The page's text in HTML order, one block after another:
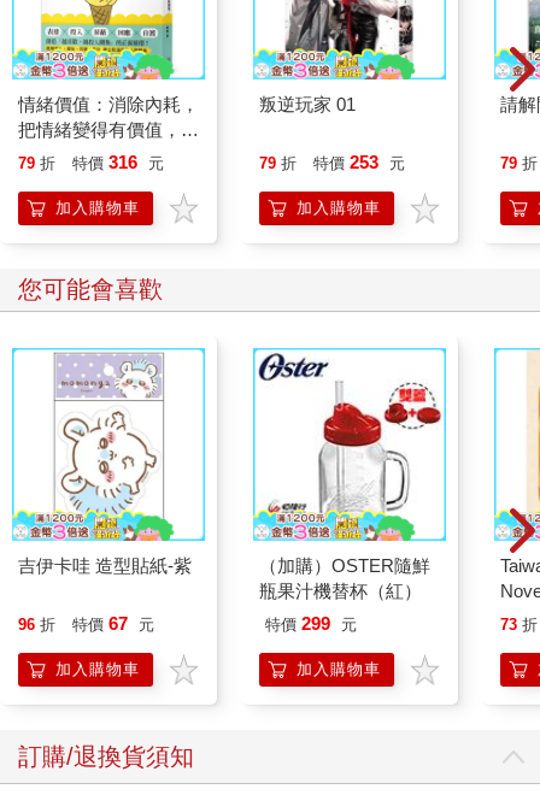
為替代者的「父親」─當兩個人因為萊特的雇用合約產生分歧
時，情況看起來好像成了個人恩怨，至少在沙利文看來是這樣
的。他覺得自己遭到背叛，於是解僱了萊特，而萊特則很快在一
八九三年建立了自己的辦公室。
在接下來的八年裡，他設計了一批工藝精良、細節精湛的建築，
它們大多數是具有獨特外形的房屋，慢慢地但又確實地─僅僅是
在人們回顧過去時（這是個實驗的階段；萊特還沒有決定使用哪
種建築語言）─演變成為了「草原城鎮中的一個家（A Home in a
Prairie Town）」，這種新型房屋很快就為他帶來了聲望，這在一
九○一年《婦女家庭雜誌》（Ladies Home Journal）二月號中有
所描述。我們正是從這期雜誌的文章名中得到類似「草原房
規模壓縮……」他後來在《我的自傳》中寫道：「牆壁現在從地
面上的一個……洩水臺開始，這看起來很像在建築物下面加了一
個矮平臺……其頂端停留在二層窗沿的位置，這讓臥室通過一串
連續的窗子連接起來，其上方則是具有較緩坡度的懸垂式屋頂和
寬屋簷。」「中西部北方的氣候異常惡劣……，我為整個結構加
上一種保護性的、遮蔽性的屋頂……屋頂的下面是平的，通常使
用淺色，以造成一種反射光來柔和地照亮樓上的房間。懸垂的屋
頂有兩個好處：能有遮蔽作用、保護牆壁……同時又能完成這種
對光的反射……房子開始與地面有了聯繫，」他解釋說：「成為
他拒絕使用自己認為是「盒子邊上嵌盒子，或是盒子裡套盒子的
建築設計」而重新做出如下定義：「整個底層是一個完整的房
與廚房一面相接……然後，為了不同的家居目的，我將大房間的
不同部分隔開使用，比如餐廳、閱讀室、客廳等。」（他只在樓
情緒價值：消除內耗，
把情緒變得有價值，跟
誰都能自在相處
79 折 特價 316 元
加入購物車
叛逆玩家 01
79 折 特價 253 元
加入購物車
請解
79 折
您可能會喜歡
吉伊卡哇 造型貼紙-紫
96 折 特價 67 元
加入購物車
（加購）OSTER隨鮮
瓶果汁機替杯（紅）
特價 299 元
加入購物車
73 折
訂購/退換貨須知